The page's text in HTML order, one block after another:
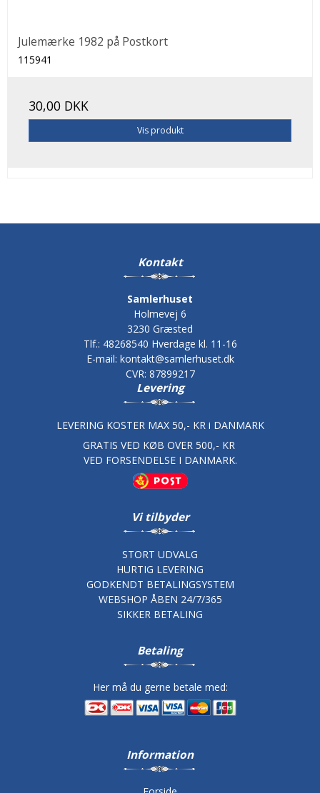
Julemærke 1982 på Postkort
115941
30,00 DKK
Vis produkt
Kontakt
Samlerhuset
Holmevej 6
3230 Græsted
Tlf.: 48268540 Hverdage kl. 11-16
E-mail: kontakt@samlerhuset.dk
CVR: 87899217
Levering
LEVERING KOSTER MAX 50,- KR i DANMARK
GRATIS VED KØB OVER 500,- KR
VED FORSENDELSE I DANMARK.
Vi tilbyder
STORT UDVALG
HURTIG LEVERING
GODKENDT BETALINGSYSTEM
WEBSHOP ÅBEN 24/7/365
SIKKER BETALING
Betaling
Her må du gerne betale med:
Information